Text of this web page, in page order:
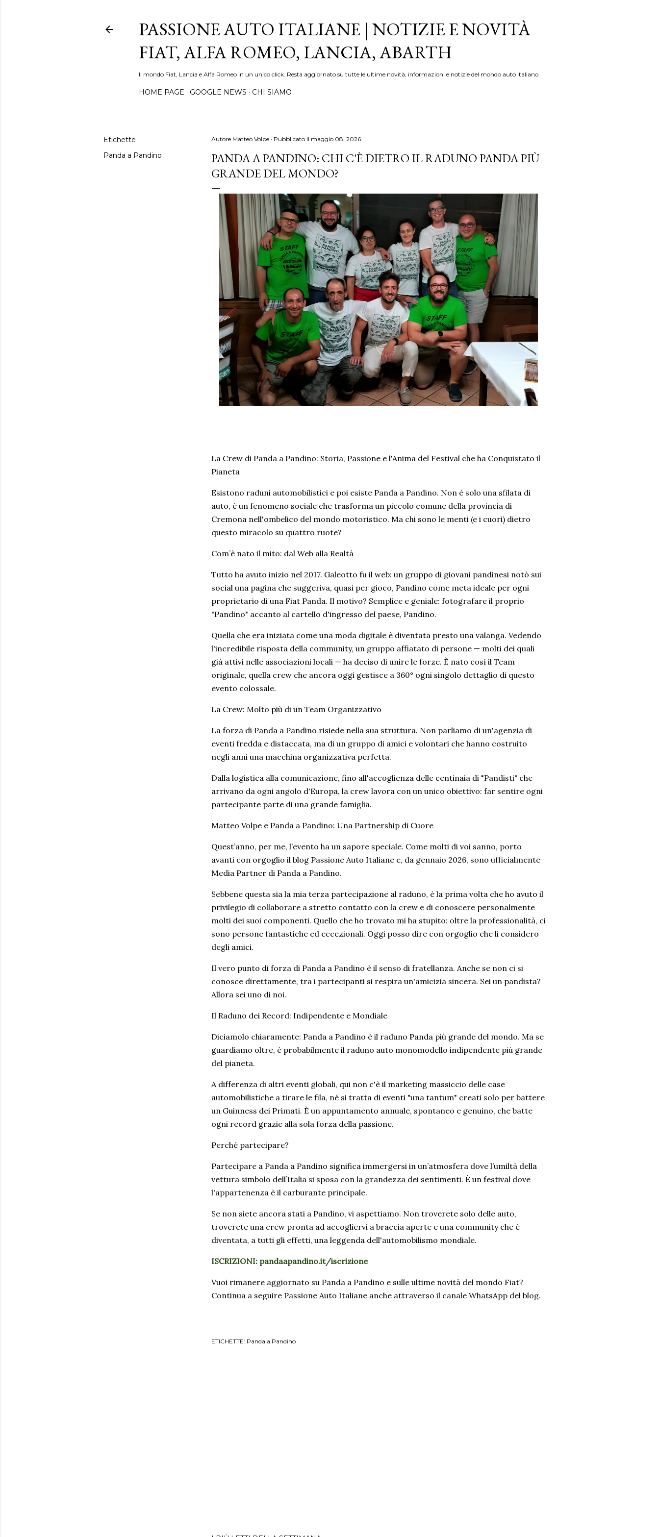
PASSIONE AUTO ITALIANE | NOTIZIE E NOVITÀ
FIAT, ALFA ROMEO, LANCIA, ABARTH
Il mondo Fiat, Lancia e Alfa Romeo in un unico click. Resta aggiornato su tutte le ultime novità, informazioni e notizie del mondo auto italiano.
HOME PAGE GOOGLE NEWS CHI SIAMO
Etichette
Panda a Pandino
Autore Matteo Volpe Pubblicato il maggio 08, 2026
PANDA A PANDINO: CHI C'È DIETRO IL RADUNO PANDA PIÙ
GRANDE DEL MONDO?
La Crew di Panda a Pandino: Storia, Passione e l'Anima del Festival che ha Conquistato il
Pianeta
Esistono raduni automobilistici e poi esiste Panda a Pandino. Non è solo una sfilata di
auto, è un fenomeno sociale che trasforma un piccolo comune della provincia di
Cremona nell'ombelico del mondo motoristico. Ma chi sono le menti (e i cuori) dietro
questo miracolo su quattro ruote?
Com’è nato il mito: dal Web alla Realtà
Tutto ha avuto inizio nel 2017. Galeotto fu il web: un gruppo di giovani pandinesi notò sui
social una pagina che suggeriva, quasi per gioco, Pandino come meta ideale per ogni
proprietario di una Fiat Panda. Il motivo? Semplice e geniale: fotografare il proprio
"Pandino" accanto al cartello d'ingresso del paese, Pandino.
Quella che era iniziata come una moda digitale è diventata presto una valanga. Vedendo
l'incredibile risposta della community, un gruppo affiatato di persone — molti dei quali
già attivi nelle associazioni locali — ha deciso di unire le forze. È nato così il Team
originale, quella crew che ancora oggi gestisce a 360° ogni singolo dettaglio di questo
evento colossale.
La Crew: Molto più di un Team Organizzativo
La forza di Panda a Pandino risiede nella sua struttura. Non parliamo di un'agenzia di
eventi fredda e distaccata, ma di un gruppo di amici e volontari che hanno costruito
negli anni una macchina organizzativa perfetta.
Dalla logistica alla comunicazione, fino all'accoglienza delle centinaia di "Pandisti" che
arrivano da ogni angolo d'Europa, la crew lavora con un unico obiettivo: far sentire ogni
partecipante parte di una grande famiglia.
Matteo Volpe e Panda a Pandino: Una Partnership di Cuore
Quest’anno, per me, l’evento ha un sapore speciale. Come molti di voi sanno, porto
avanti con orgoglio il blog Passione Auto Italiane e, da gennaio 2026, sono ufficialmente
Media Partner di Panda a Pandino.
Sebbene questa sia la mia terza partecipazione al raduno, è la prima volta che ho avuto il
privilegio di collaborare a stretto contatto con la crew e di conoscere personalmente
molti dei suoi componenti. Quello che ho trovato mi ha stupito: oltre la professionalità, ci
sono persone fantastiche ed eccezionali. Oggi posso dire con orgoglio che li considero
degli amici.
Il vero punto di forza di Panda a Pandino è il senso di fratellanza. Anche se non ci si
conosce direttamente, tra i partecipanti si respira un'amicizia sincera. Sei un pandista?
Allora sei uno di noi.
Il Raduno dei Record: Indipendente e Mondiale
Diciamolo chiaramente: Panda a Pandino è il raduno Panda più grande del mondo. Ma se
guardiamo oltre, è probabilmente il raduno auto monomodello indipendente più grande
del pianeta.
A differenza di altri eventi globali, qui non c'è il marketing massiccio delle case
automobilistiche a tirare le fila, né si tratta di eventi "una tantum" creati solo per battere
un Guinness dei Primati. È un appuntamento annuale, spontaneo e genuino, che batte
ogni record grazie alla sola forza della passione.
Perché partecipare?
Partecipare a Panda a Pandino significa immergersi in un’atmosfera dove l’umiltà della
vettura simbolo dell’Italia si sposa con la grandezza dei sentimenti. È un festival dove
l'appartenenza è il carburante principale.
Se non siete ancora stati a Pandino, vi aspettiamo. Non troverete solo delle auto,
troverete una crew pronta ad accogliervi a braccia aperte e una community che è
diventata, a tutti gli effetti, una leggenda dell'automobilismo mondiale.
ISCRIZIONI: pandaapandino.it/iscrizione
Vuoi rimanere aggiornato su Panda a Pandino e sulle ultime novità del mondo Fiat?
Continua a seguire Passione Auto Italiane anche attraverso il canale WhatsApp del blog.
ETICHETTE: Panda a Pandino